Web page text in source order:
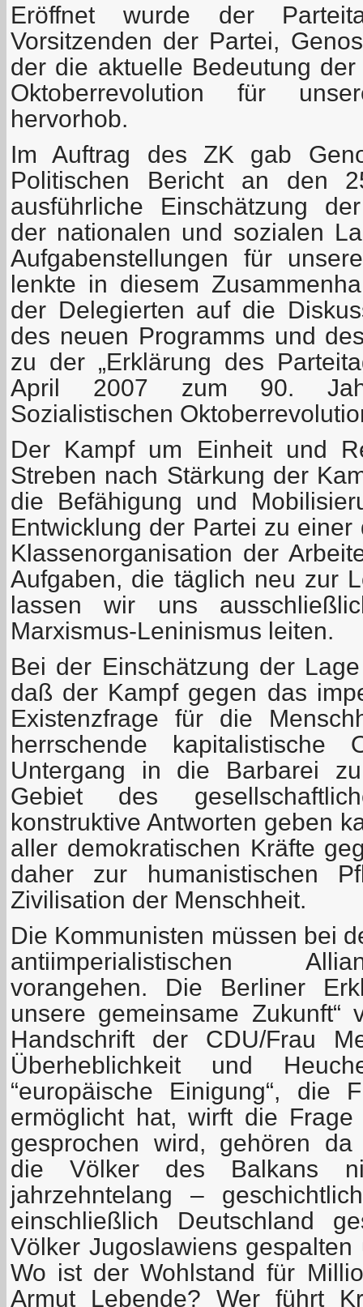
Eröffnet wurde der
Vorsitzenden der Partei,
der die aktuelle Bedeutung
Oktoberrevolution für
hervorhob.
Im Auftrag des ZK gab
Politischen Bericht an den
ausführliche Einschätzung
der nationalen und sozialen
Aufgabenstellungen für
lenkte in diesem
der Delegierten auf die
des neuen Programms und
zu der „Erklärung des
April 2007 zum 90.
Sozialistischen
Der Kampf um Einheit und
Streben nach Stärkung der
die Befähigung und
Entwicklung der Partei zu
Klassenorganisation der
Aufgaben, die täglich neu zur
lassen wir uns
Marxismus-Leninismus leiten.
Bei der Einschätzung der
daß der Kampf gegen das
Existenzfrage für die
herrschende kapitalistische
Untergang in die Barbarei
Gebiet des
konstruktive Antworten geben
aller demokratischen Kräfte
daher zur humanistischen
Zivilisation der Menschheit.
Die Kommunisten müssen bei
antiimperialistischen
vorangehen. Die Berliner
unsere gemeinsame
Handschrift der CDU/Frau
Überheblichkeit und
“europäische Einigung“, die
ermöglicht hat, wirft die
gesprochen wird, gehören
die Völker des Balkans
jahrzehntelang –
einschließlich Deutschland
Völker Jugoslawiens
Wo ist der Wohlstand für
Armut Lebende? Wer führt